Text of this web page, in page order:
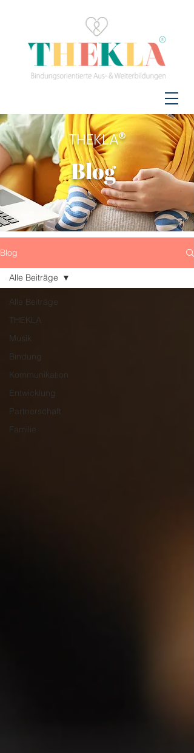
THEKLA®
Blog
Blog
Alle Beiträge
THEKLA
Musik
Bindung
Kommunikation
Entwicklung
Partnerschaft
Familie
Alle Beiträge